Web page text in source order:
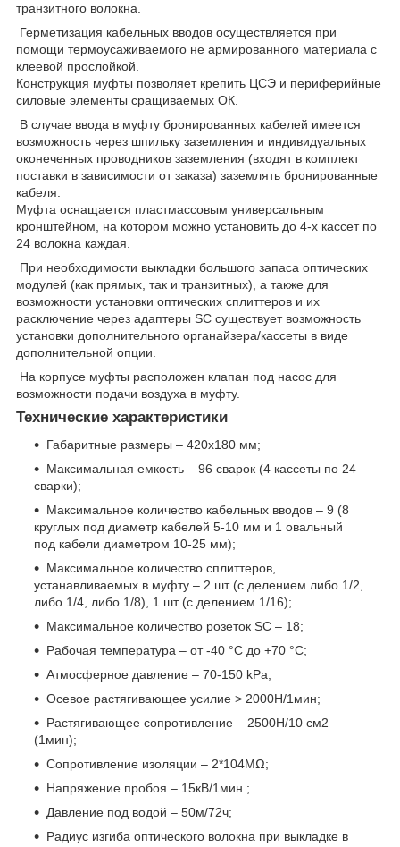
транзитного волокна.
Герметизация кабельных вводов осуществляется при
помощи термоусаживаемого не армированного материала с
клеевой прослойкой.
Конструкция муфты позволяет крепить ЦСЭ и периферийные
силовые элементы сращиваемых ОК.
В случае ввода в муфту бронированных кабелей имеется
возможность через шпильку заземления и индивидуальных
оконеченных проводников заземления (входят в комплект
поставки в зависимости от заказа) заземлять бронированные
кабеля.
Муфта оснащается пластмассовым универсальным
кронштейном, на котором можно установить до 4-х кассет по
24 волокна каждая.
При необходимости выкладки большого запаса оптических
модулей (как прямых, так и транзитных), а также для
возможности установки оптических сплиттеров и их
расключение через адаптеры SC существует возможность
установки дополнительного органайзера/кассеты в виде
дополнительной опции.
На корпусе муфты расположен клапан под насос для
возможности подачи воздуха в муфту.
Технические характеристики
Габаритные размеры – 420х180 мм;
Максимальная емкость – 96 сварок (4 кассеты по 24
сварки);
Максимальное количество кабельных вводов – 9 (8
круглых под диаметр кабелей 5-10 мм и 1 овальный
под кабели диаметром 10-25 мм);
Максимальное количество сплиттеров,
устанавливаемых в муфту – 2 шт (с делением либо 1/2,
либо 1/4, либо 1/8), 1 шт (с делением 1/16);
Максимальное количество розеток SC – 18;
Рабочая температура – от -40 °С до +70 °С;
Атмосферное давление – 70-150 kPa;
Осевое растягивающее усилие > 2000Н/1мин;
Растягивающее сопротивление – 2500Н/10 см2
(1мин);
Сопротивление изоляции – 2*104MΩ;
Напряжение пробоя – 15кВ/1мин ;
Давление под водой – 50м/72ч;
Радиус изгиба оптического волокна при выкладке в